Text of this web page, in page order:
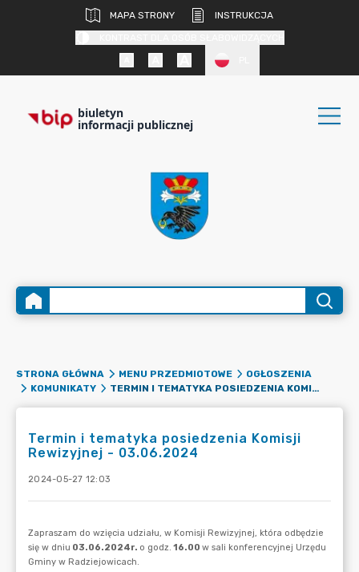
MAPA STRONY
INSTRUKCJA
biuletyn
informacji publicznej
STRONA GŁÓWNA MENU PRZEDMIOTOWE
OGŁOSZENIA
KOMUNIKATY
TERMIN I TEMATYKA POSIEDZENIA KOMISJI REWIZYJNEJ - 03.06.2024
Termin i tematyka posiedzenia Komisji
Rewizyjnej - 03.06.2024
2024-05-27 12:03